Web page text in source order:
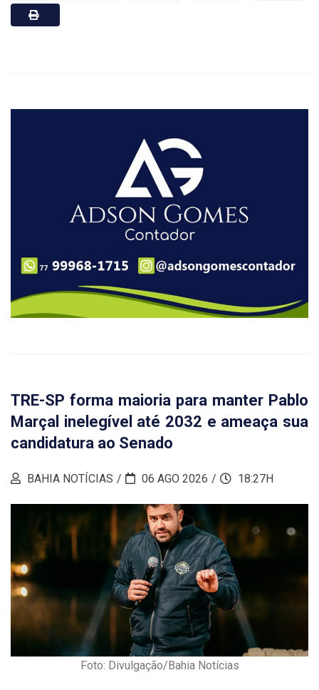
TRE-SP forma maioria para manter Pablo
Marçal inelegível até 2032 e ameaça sua
candidatura ao Senado
BAHIA NOTÍCIAS 06 AGO 2026 18:27H
Foto: Divulgação/Bahia Notícias